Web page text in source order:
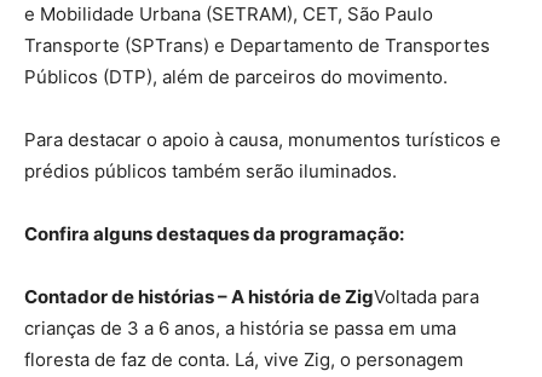
e Mobilidade Urbana (SETRAM), CET, São Paulo
Transporte (SPTrans) e Departamento de Transportes
Públicos (DTP), além de parceiros do movimento.
Para destacar o apoio à causa, monumentos turísticos e
prédios públicos também serão iluminados.
Confira alguns destaques da programação:
Contador de histórias – A história de ZigVoltada para
crianças de 3 a 6 anos, a história se passa em uma
floresta de faz de conta. Lá, vive Zig, o personagem